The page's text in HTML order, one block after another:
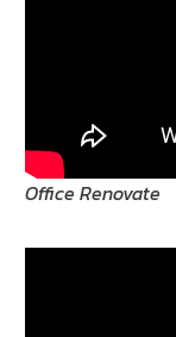
Office Renovate